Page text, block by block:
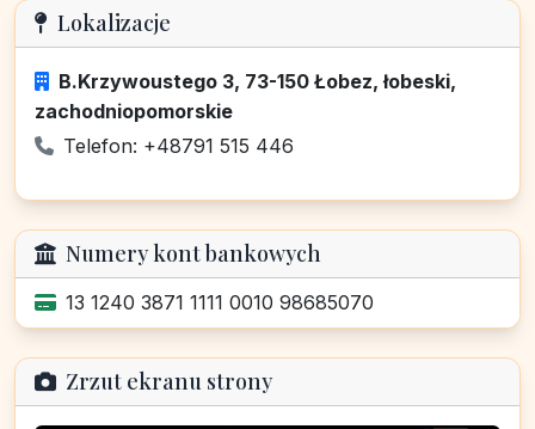
Lokalizacje
B.Krzywoustego 3, 73-150 Łobez, łobeski,
zachodniopomorskie
Telefon: +48791 515 446
Numery kont bankowych
13 1240 3871 1111 0010 98685070
Zrzut ekranu strony